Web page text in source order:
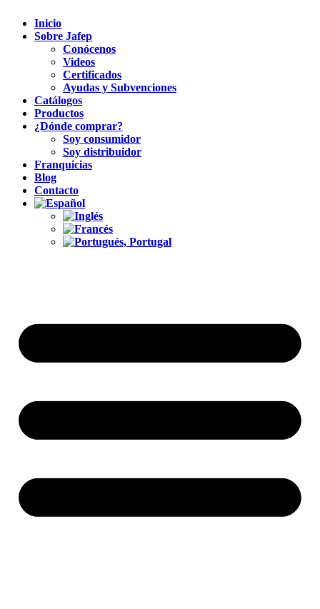
Inicio
Sobre Jafep
Conócenos
Videos
Certificados
Ayudas y Subvenciones
Catálogos
Productos
¿Dónde comprar?
Soy consumidor
Soy distribuidor
Franquicias
Blog
Contacto